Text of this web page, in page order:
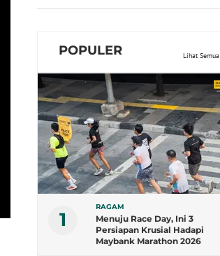
POPULER Lihat Semua
1
RAGAM
Menuju Race Day, Ini 3
Persiapan Krusial Hadapi
Maybank Marathon 2026